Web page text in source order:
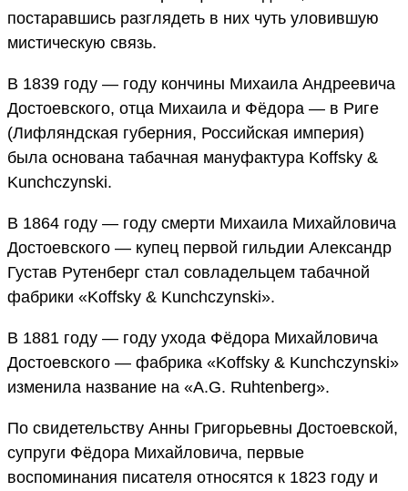
постаравшись разглядеть в них чуть уловившую
мистическую связь.
В 1839 году — году кончины Михаила Андреевича
Достоевского, отца Михаила и Фёдора — в Риге
(Лифляндская губерния, Российская империя)
была основана табачная мануфактура Koffsky &
Kunchczynski.
В 1864 году — году смерти Михаила Михайловича
Достоевского — купец первой гильдии Александр
Густав Рутенберг стал совладельцем табачной
фабрики «Koffsky & Kunchczynski».
В 1881 году — году ухода Фёдора Михайловича
Достоевского — фабрика «Koffsky & Kunchczynski»
изменила название на «A.G. Ruhtenberg».
По свидетельству Анны Григорьевны Достоевской,
супруги Фёдора Михайловича, первые
воспоминания писателя относятся к 1823 году и